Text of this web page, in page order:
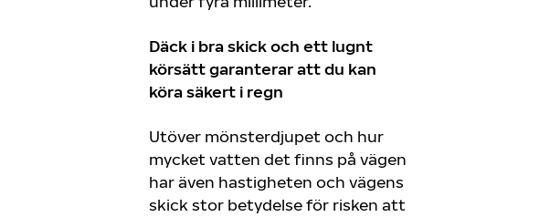
Däck i bra skick och ett lugnt
körsätt garanterar att du kan
köra säkert i regn
Utöver mönsterdjupet och hur
mycket vatten det finns på vägen
har även hastigheten och vägens
skick stor betydelse för risken att